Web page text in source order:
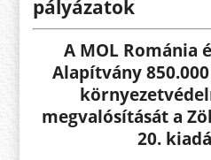
pályázatok
A MOL Románia
Alapítvány
megvalósítását a
20.